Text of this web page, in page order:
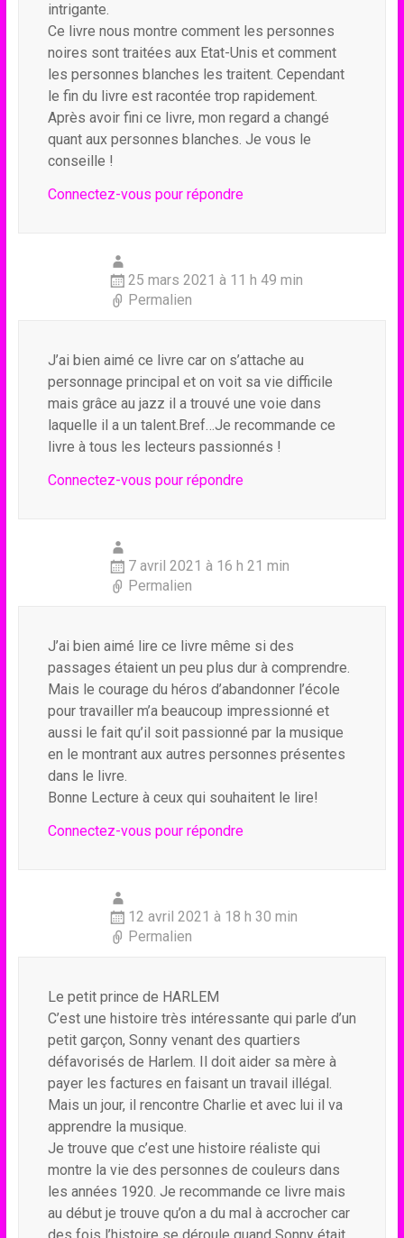
intrigante.
Ce livre nous montre comment les personnes
noires sont traitées aux Etat-Unis et comment
les personnes blanches les traitent. Cependant
le fin du livre est racontée trop rapidement.
Après avoir fini ce livre, mon regard a changé
quant aux personnes blanches. Je vous le
conseille !
Connectez-vous pour répondre
25 mars 2021 à 11 h 49 min
Permalien
J’ai bien aimé ce livre car on s’attache au
personnage principal et on voit sa vie difficile
mais grâce au jazz il a trouvé une voie dans
laquelle il a un talent.Bref…Je recommande ce
livre à tous les lecteurs passionnés !
Connectez-vous pour répondre
7 avril 2021 à 16 h 21 min
Permalien
J’ai bien aimé lire ce livre même si des
passages étaient un peu plus dur à comprendre.
Mais le courage du héros d’abandonner l’école
pour travailler m’a beaucoup impressionné et
aussi le fait qu’il soit passionné par la musique
en le montrant aux autres personnes présentes
dans le livre.
Bonne Lecture à ceux qui souhaitent le lire!
Connectez-vous pour répondre
12 avril 2021 à 18 h 30 min
Permalien
Le petit prince de HARLEM
C’est une histoire très intéressante qui parle d’un
petit garçon, Sonny venant des quartiers
défavorisés de Harlem. Il doit aider sa mère à
payer les factures en faisant un travail illégal.
Mais un jour, il rencontre Charlie et avec lui il va
apprendre la musique.
Je trouve que c’est une histoire réaliste qui
montre la vie des personnes de couleurs dans
les années 1920. Je recommande ce livre mais
au début je trouve qu’on a du mal à accrocher car